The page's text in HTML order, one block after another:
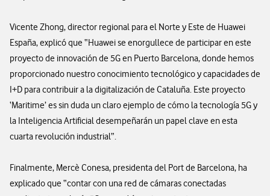
Vicente Zhong, director regional para el Norte y Este de Huawei
España, explicó que “Huawei se enorgullece de participar en este
proyecto de innovación de 5G en Puerto Barcelona, donde hemos
proporcionado nuestro conocimiento tecnológico y capacidades de
I+D para contribuir a la digitalización de Cataluña. Este proyecto
‘Maritime’ es sin duda un claro ejemplo de cómo la tecnología 5G y
la Inteligencia Artificial desempeñarán un papel clave en esta
cuarta revolución industrial”.
Finalmente, Mercè Conesa, presidenta del Port de Barcelona, ha
explicado que “contar con una red de cámaras conectadas